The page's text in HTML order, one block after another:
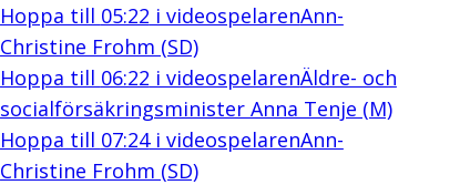
Hoppa till 05:22 i videospelarenAnn-
Christine Frohm (SD)
Hoppa till 06:22 i videospelarenÄldre- och
socialförsäkringsminister Anna Tenje (M)
Hoppa till 07:24i videospelarenAnn-
Christine Frohm (SD)